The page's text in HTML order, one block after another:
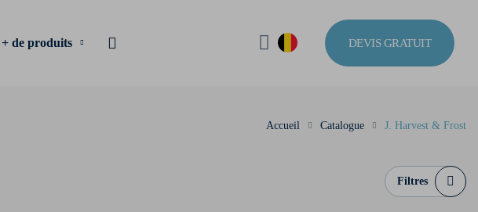
+ de produits DEVIS GRATUIT
Accueil Catalogue J. Harvest & Frost
Filtres